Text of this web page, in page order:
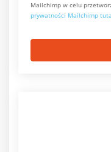
Mailchimp w celu
prywatności Mailchimp